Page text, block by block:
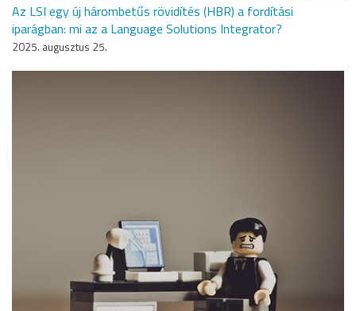
Az LSI egy új hárombetűs rövidítés (HBR) a fordítási
iparágban: mi az a Language Solutions Integrator?
2025. augusztus 25.